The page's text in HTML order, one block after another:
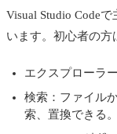
Visual Studio Codeで
います。初心者の方
エクスプローラ
検索：ファイル
索、置換できる。